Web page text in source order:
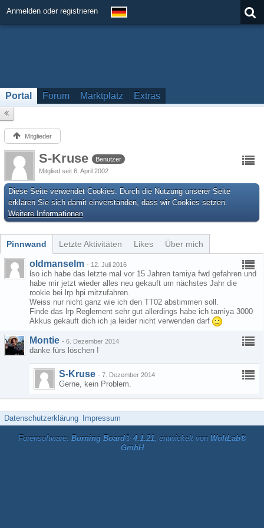
Anmelden oder registrieren
Portal Forum Marktplatz Extras
Mitglieder
S-Kruse
Benutzer
Mitglied seit 6. April 2002
Diese Seite verwendet Cookies. Durch die Nutzung unserer Seite
erklären Sie sich damit einverstanden, dass wir Cookies setzen.
Weitere Informationen
Pinnwand Letzte Aktivitäten Likes Über mich
oldmanselm - 12. Juli 2016
lso ich habe das letzte mal vor 15 Jahren tamiya fwd gefahren und
habe mir jetzt wieder alles neu gekauft um nächstes Jahr die
rookie bei lrp hpi mitzufahren.
Weiss nur nicht ganz wie ich den TT02 abstimmen soll.
Finde das lrp Reglement sehr gut allerdings habe ich tamiya 3000
Akkus gekauft dich ich ja leider nicht verwenden darf
Montie - 6. Dezember 2014
danke fürs löschen !
S-Kruse - 7. Dezember 2014
Gerne, kein Problem.
Datenschutzerklärung Impressum
Forensoftware: Burning Board® 4.1.21, entwickelt von WoltLab®
GmbH